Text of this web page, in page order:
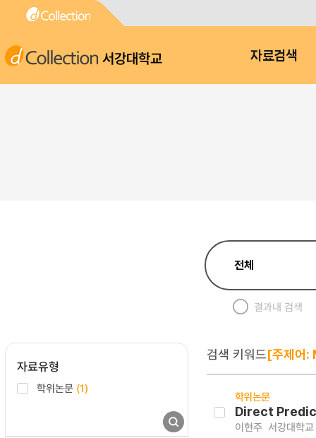
서강대학교 자료검색
결과내 검색
자료유형
학위논문 (1)
검색 키워드[주제
학위논문
Direct
이현주 서강대학